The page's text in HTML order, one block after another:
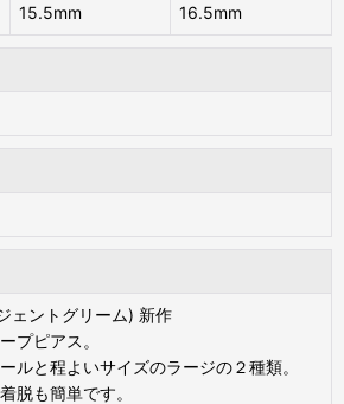
15.5mm 16.5mm
ェントグリーム) 新作
プピアス。
ルと程よいサイズのラージの２種類。
脱も簡単です。